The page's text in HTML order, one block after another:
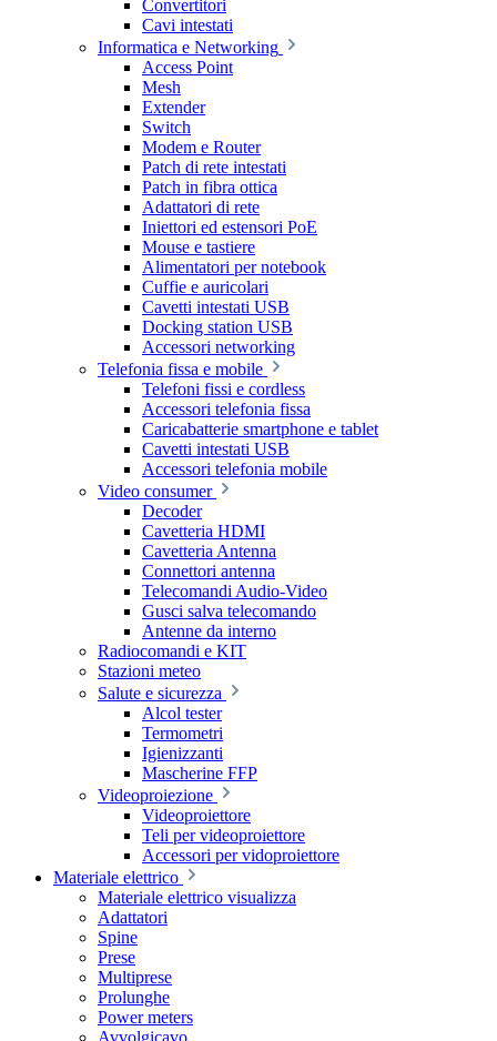
Convertitori
Cavi intestati
Informatica e Networking
Access Point
Mesh
Extender
Switch
Modem e Router
Patch di rete intestati
Patch in fibra ottica
Adattatori di rete
Iniettori ed estensori PoE
Mouse e tastiere
Alimentatori per notebook
Cuffie e auricolari
Cavetti intestati USB
Docking station USB
Accessori networking
Telefonia fissa e mobile
Telefoni fissi e cordless
Accessori telefonia fissa
Caricabatterie smartphone e tablet
Cavetti intestati USB
Accessori telefonia mobile
Video consumer
Decoder
Cavetteria HDMI
Cavetteria Antenna
Connettori antenna
Telecomandi Audio-Video
Gusci salva telecomando
Antenne da interno
Radiocomandi e KIT
Stazioni meteo
Salute e sicurezza
Alcol tester
Termometri
Igienizzanti
Mascherine FFP
Videoproiezione
Videoproiettore
Teli per videoproiettore
Accessori per vidoproiettore
Materiale elettrico
Materiale elettrico visualizza
Adattatori
Spine
Prese
Multiprese
Prolunghe
Power meters
Avvolgicavo